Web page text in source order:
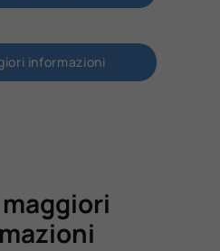
informazioni